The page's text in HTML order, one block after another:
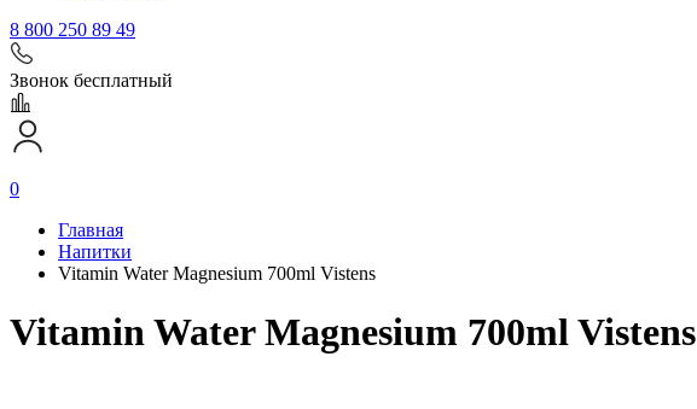
8 800 250 89 49
Звонок бесплатный
0
Главная
Напитки
Vitamin Water Magnesium 700ml Vistens
Vitamin Water Magnesium 700ml Vistens